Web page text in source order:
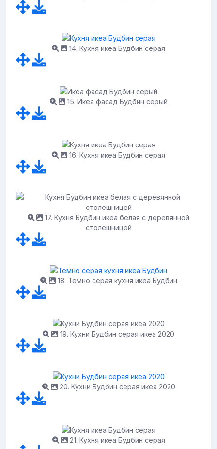
14. Кухня икеа Будбин серая
15. Икеа фасад Будбин серый
16. Кухня икеа Будбин серая
17. Кухня Будбин икеа белая с деревянной
столешницей
18. Темно серая кухня икеа Будбин
19. Кухни Будбин серая икеа 2020
20. Кухни Будбин серая икеа 2020
21. Кухня икеа Будбин серая